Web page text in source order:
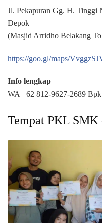
Jl. Pekapuran Gg. H. Tinggi
Depok
(Masjid Arridho Belakang
https://goo.gl/maps/
Info lengkap
WA +62 812-9627-2689
Tempat PKL SMK